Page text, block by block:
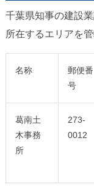
千葉県知事の建設
所在するエリアを
名称
郵便番
号
葛南土
木事務
所
273-
0012